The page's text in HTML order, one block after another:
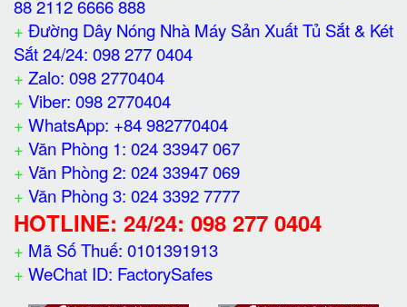
88 2112 6666 888
+ Đường Dây Nóng Nhà Máy Sản Xuất Tủ Sắt & Két
Sắt 24/24: 098 277 0404
+ Zalo: 098 2770404
+ Viber: 098 2770404
+ WhatsApp: +84 982770404
+ Văn Phòng 1: 024 33947 067
+ Văn Phòng 2: 024 33947 069
+ Văn Phòng 3: 024 3392 7777
HOTLINE: 24/24: 098 277 0404
+ Mã Số Thuế: 0101391913
+ WeChat ID: FactorySafes